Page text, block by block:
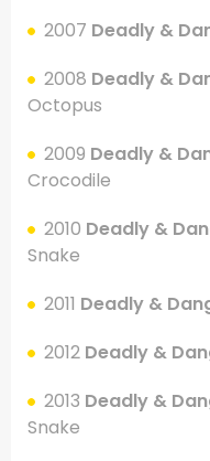
2007 Deadly &
2008 Deadly &
Octopus
2009 Deadly &
Crocodile
2010 Deadly &
Snake
2011 Deadly &
2012 Deadly &
2013 Deadly &
Snake